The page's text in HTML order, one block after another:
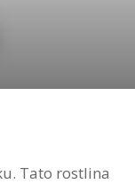
Tato rostlina